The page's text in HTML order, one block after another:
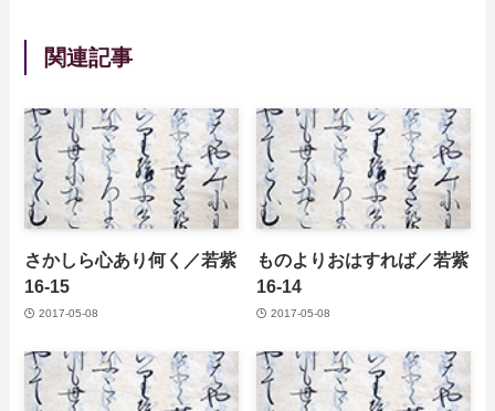
関連記事
さかしら心あり何く／若紫
16-15
2017-05-08
ものよりおはすれば／若紫
16-14
2017-05-08